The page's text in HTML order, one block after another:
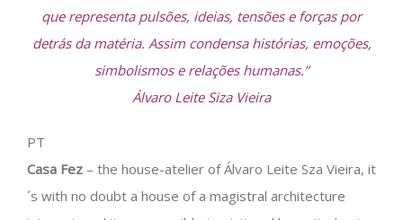
que representa pulsões, ideias, tensões e forças por
detrás da matéria. Assim condensa histórias, emoções,
simbolismos e relações humanas.”
Álvaro Leite Siza Vieira
PT
Casa Fez – the house-atelier of Álvaro Leite Sza Vieira, it
´s with no doubt a house of a magistral architecture